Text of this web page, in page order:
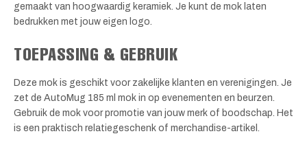
gemaakt van hoogwaardig keramiek. Je kunt de mok laten
bedrukken met jouw eigen logo.
TOEPASSING & GEBRUIK
Deze mok is geschikt voor zakelijke klanten en verenigingen. Je
zet de AutoMug 185 ml mok in op evenementen en beurzen.
Gebruik de mok voor promotie van jouw merk of boodschap. Het
is een praktisch relatiegeschenk of merchandise-artikel.